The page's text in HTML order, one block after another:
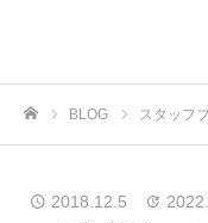
BLOG スタッフ
2018.12.5